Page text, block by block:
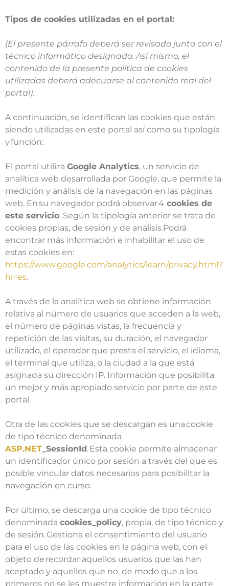
Tipos de cookies utilizadas en el portal:
(El presente párrafo deberá ser revisado junto con el
técnico informático designado. Así mismo, el
contenido de la presente política de cookies
utilizadas deberá adecuarse al contenido real del
portal).
A continuación, se identifican las cookies que están
siendo utilizadas en este portal así como su tipología
y función:
El portal utiliza Google Analytics, un servicio de
analítica web desarrollada por Google, que permite la
medición y análisis de la navegación en las páginas
web. En su navegador podrá observar 4 cookies de
este servicio. Según la tipología anterior se trata de
cookies propias, de sesión y de análisis.Podrá
encontrar más información e inhabilitar el uso de
estas cookies en:
https://www.google.com/analytics/learn/privacy.html?
hl=es.
A través de la analítica web se obtiene información
relativa al número de usuarios que acceden a la web,
el número de páginas vistas, la frecuencia y
repetición de las visitas, su duración, el navegador
utilizado, el operador que presta el servicio, el idioma,
el terminal que utiliza, o la ciudad a la que está
asignada su dirección IP. Información que posibilita
un mejor y más apropiado servicio por parte de este
portal.
Otra de las cookies que se descargan es una cookie
de tipo técnico denominada
ASP.NET _SessionId. Esta cookie permite almacenar
un identificador único por sesión a través del que es
posible vincular datos necesarios para posibilitar la
navegación en curso.
Por último, se descarga una cookie de tipo técnico
denominada cookies_policy, propia, de tipo técnico y
de sesión. Gestiona el consentimiento del usuario
para el uso de las cookies en la página web, con el
objeto de recordar aquellos usuarios que las han
aceptado y aquellos que no, de modo que a los
primeros no se les muestre información en la parte